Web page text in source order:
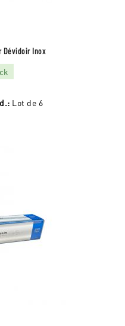
Dévidoir Inox
Lot de 6